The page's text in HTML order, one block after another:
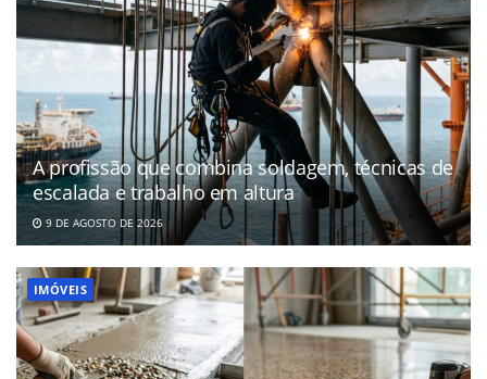
A profissão que combina soldagem, técnicas de
escalada e trabalho em altura
9 DE AGOSTO DE 2026
IMÓVEIS